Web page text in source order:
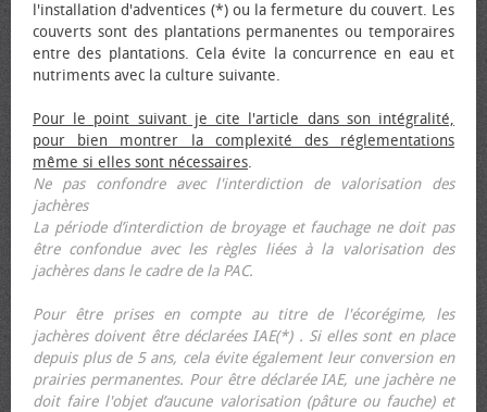
l'installation d'adventices (*) ou la fermeture du couvert. Les
couverts sont des plantations permanentes ou temporaires
entre des plantations. Cela évite la concurrence en eau et
nutriments avec la culture suivante.
Pour le point suivant je cite l'article dans son intégralité,
pour bien montrer la complexité des réglementations
même si elles sont nécessaires.
Ne pas confondre avec l'interdiction de valorisation des
jachères
La période d’interdiction de broyage et fauchage ne doit pas
être confondue avec les règles liées à la valorisation des
jachères dans le cadre de la PAC.
Pour être prises en compte au titre de l'écorégime, les
jachères doivent être déclarées IAE(*) . Si elles sont en place
depuis plus de 5 ans, cela évite également leur conversion en
prairies permanentes. Pour être déclarée IAE, une jachère ne
doit faire l'objet d’aucune valorisation (pâture ou fauche) et